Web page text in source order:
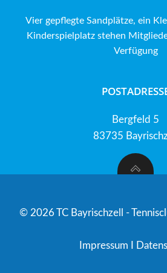
Vier gepflegte Sandplätze, ein
Kinderspielplatz stehen
Verfügung
Bergfeld 5
83735
© 2026 TC Bayrischzell -
Impressum